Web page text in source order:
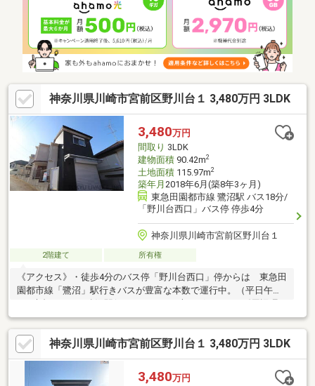
購入には様々な「？」に遭遇します将来に関わる大きなお買い物
になりますのでライフプランのアドバイスやご提案もさせていた
だきます！急なご依頼も大歓迎！スピーディーに対応いたしま
す！
神奈川県川崎市宮前区野川台１ 3,480万円 3LDK
3,480万円
間取り 3LDK
建物面積90.42m2
土地面積115.97m2
築年月 2018年6月(築8年3ヶ月)
東急田園都市線 鷺沼駅 バス18分/
「野川台西口」バス停 停歩4分
神奈川県川崎市宮前区野川台１
2階建て 所有権
《アクセス》・徒歩4分のバス停「野川台西口」停からは 東急田
園都市線「鷺沼」駅行きバスが豊富な本数で運行中。（平日午前7
境・立地条件》・第一種低層住居専用地域の閑静な住宅街に立
地。 周辺は低層住宅の街並みが広がっております。・野川台エ
リアは、落ち着いた住宅地が広がる高台のエリアです。《分譲・
施工・構造》・平成30年6月築の井上工務店施工の旧分譲住宅で
神奈川県川崎市宮前区野川台１ 3,480万円 3LDK
3,480万円